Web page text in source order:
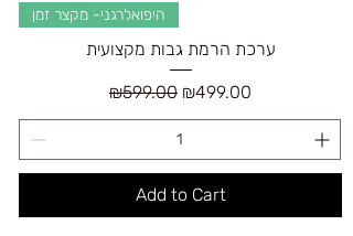
היפואלרגני- מקצר זמן
ערכת הרמת גבות מקצועית
Regular Price
₪599.00 Sale Price
₪499.00
Add to Cart